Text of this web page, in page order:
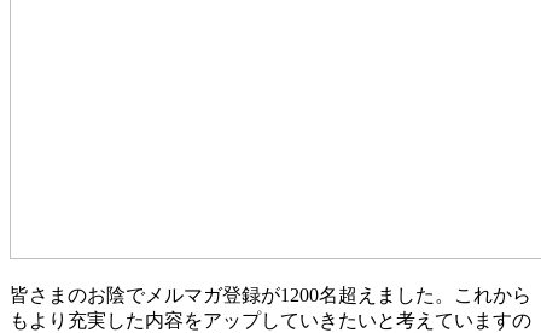
皆さまのお陰でメルマガ登録が1200名超えました。これから
もより充実した内容をアップしていきたいと考えていますの